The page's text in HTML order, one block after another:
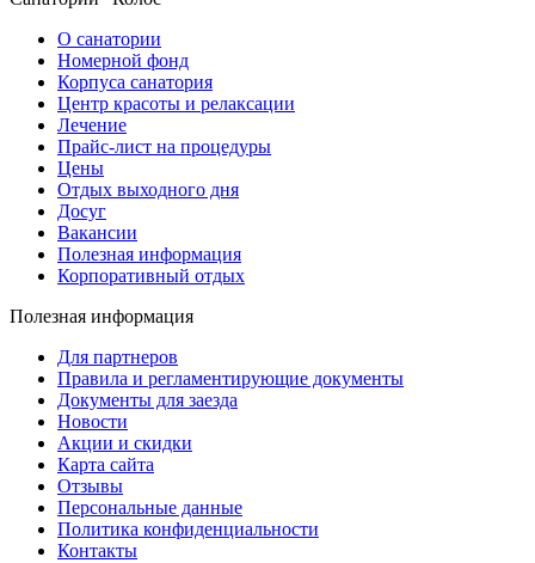
О санатории
Номерной фонд
Корпуса санатория
Центр красоты и релаксации
Лечение
Прайс-лист на процедуры
Цены
Отдых выходного дня
Досуг
Вакансии
Полезная информация
Корпоративный отдых
Полезная информация
Для партнеров
Правила и регламентирующие документы
Документы для заезда
Новости
Акции и скидки
Карта сайта
Отзывы
Персональные данные
Политика конфиденциальности
Контакты